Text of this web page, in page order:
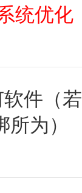
统优化
（若
为）